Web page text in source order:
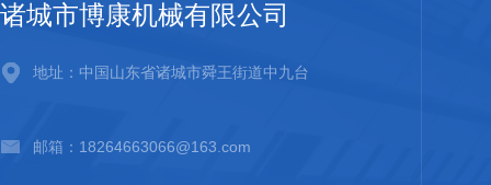
诸城市博康机械有限公司
地址：中国山东省诸城市舜王街道中九台
邮箱：18264663066@163.com